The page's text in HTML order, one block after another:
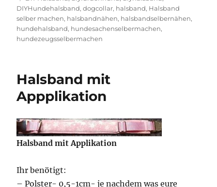
DIYHundehalsband,dogcollar, halsband, Halsband
selber machen, halsbandnähen, halsbandselbernähen,
hundehalsband, hundesachenselbermachen,
hundezeugsselbermachen
Halsband mit
Appplikation
Halsband mit Applikation
Ihr benötigt:
– Polster- 0,5-1cm- je nachdem was eure